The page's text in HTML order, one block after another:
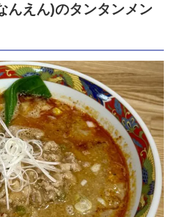
んえん)のタンタンメン